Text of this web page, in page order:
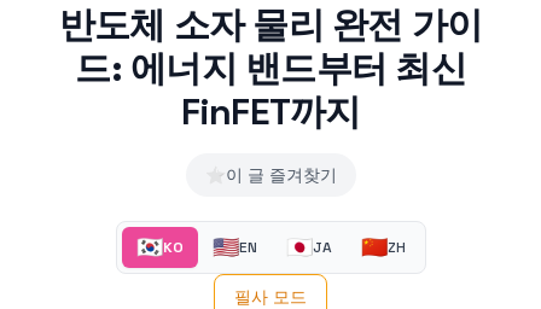
반도체 소자 물리 완전 가이
드: 에너지 밴드부터 최신
FinFET까지
⭐이 글 즐겨찾기
🇰🇷KO 🇺🇸EN 🇯🇵JA 🇨🇳ZH
필사 모드